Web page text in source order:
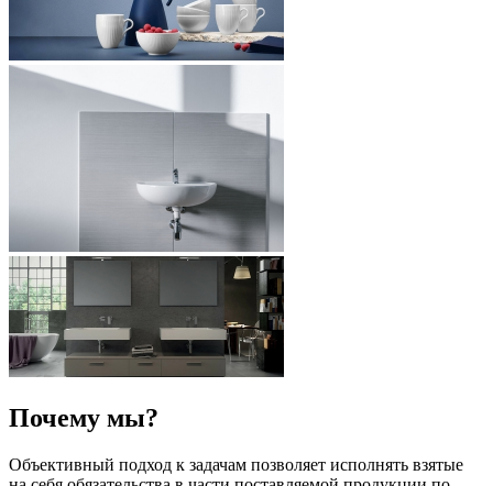
Почему мы?
Объективный подход к задачам позволяет исполнять взятые